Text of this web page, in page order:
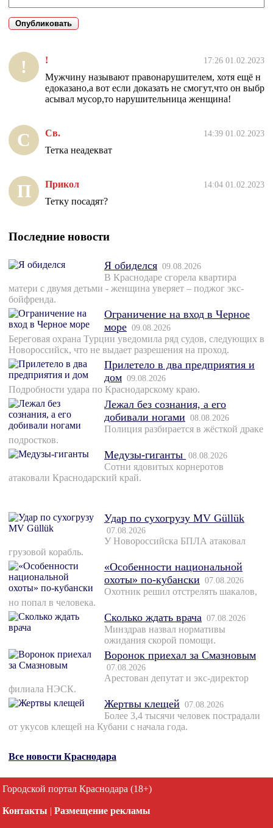
! ! 17:26 01.02.2023
Мужчину называют правонарушителем, хотя ещё н
едоказано,а вот если доказать не смогут,что он выбр
асывал мусор,то нарушительница женщина!
С Св. 14:39 01.02.2023
Тетка неадекват
П Прикол 14:04 01.02.2023
Тетку посадят?
Последние новости
Я обиделся 09.08.2026
В Краснодаре сгорела квартира
матери с двумя детьми - женщина уверяет – поджог экс-
бойфренда.
Ограничение на вход в Черное
море 09.08.2026
Береговая охрана Турции уведомила ряд судов, следующих в
Новороссийск, что не выдает разрешения на проход.
Прилетело в два предприятия и
дом 09.08.2026
Подробности удара по Краснодарскому краю.
Лежал без сознания, а его
добивали ногами 08.08.2026
Полиция разбирается в жёсткой драке
подростков.
Медузы-гиганты 08.08.2026
Сотни ядовитых корнеротов
атаковали Краснодарский край.
Удар по сухогрузу MV Güllük
07.08.2026
У Новороссийска БПЛА атаковал
грузовой корабль.
«Особенности национальной
охоты» по-кубански 07.08.2026
Охотник решил отстрелять шакалов,
но попал в человека.
Сколько ждать врача 07.08.2026
Минздрав назвал нормативы
ожидания скорой помощи.
Воронок приехал за Смазновым
07.08.2026
Арестован депутат и экс-директор
филиала НЭСК.
Жертвы клещей 07.08.2026
Более 3,4 тысячи человек пострадали
от укусов клещей на Кубани с начала года.
Все новости Краснодара
Городской портал Краснодара (18+)
Контакты | Размещение рекламы